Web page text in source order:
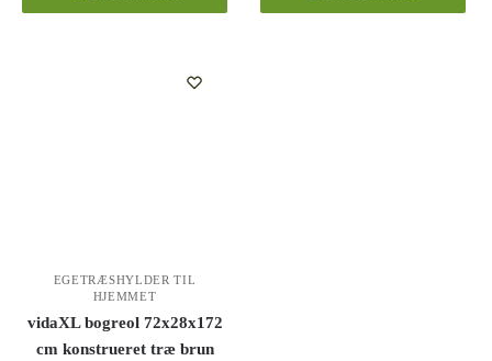
EGETRÆSHYLDER TIL
HJEMMET
vidaXL bogreol 72x28x172
cm konstrueret træ brun